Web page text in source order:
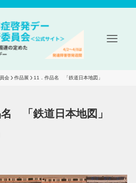
会 作品展 11．作品名　「鉄道日本地図」
「鉄道日本地図」